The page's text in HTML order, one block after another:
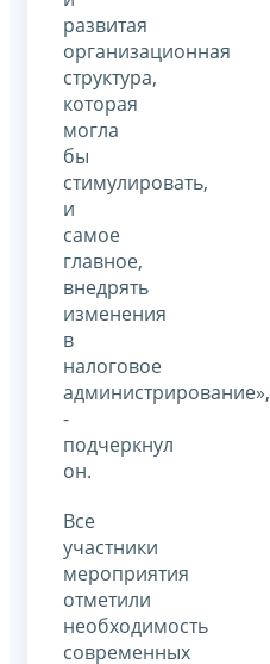
развитая
организационная
структура,
которая
могла
бы
стимулировать,
и
самое
главное,
внедрять
изменения
в
налоговое
администрирование»,
-
подчеркнул
он.
Все
участники
мероприятия
отметили
необходимость
современных